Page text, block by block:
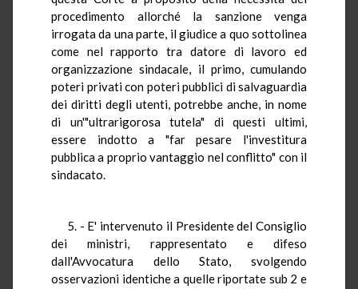
procedimento allorché la sanzione venga
irrogata da una parte, il giudice a quo sottolinea
come nel rapporto tra datore di lavoro ed
organizzazione sindacale, il primo, cumulando
poteri privati con poteri pubblici di salvaguardia
dei diritti degli utenti, potrebbe anche, in nome
di un'"ultrarigorosa tutela" di questi ultimi,
essere indotto a "far pesare l'investitura
pubblica a proprio vantaggio nel conflitto" con il
sindacato.
5. - E' intervenuto il Presidente del Consiglio
dei ministri, rappresentato e difeso
dall'Avvocatura dello Stato, svolgendo
osservazioni identiche a quelle riportate sub 2 e